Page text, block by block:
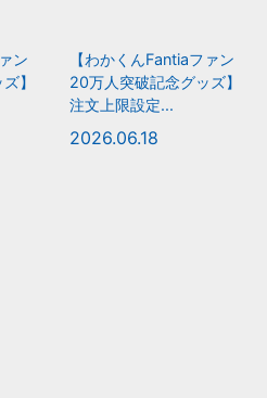
ン
】
【わかくんFantiaファン
20万人突破記念グッズ】
注文上限設定...
2026.06.18